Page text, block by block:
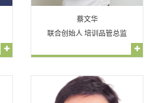
蔡文华
联合创始人 培训品管总监